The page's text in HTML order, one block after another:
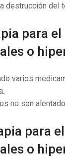
destrucción del
para el
o
varios
no son
para
o